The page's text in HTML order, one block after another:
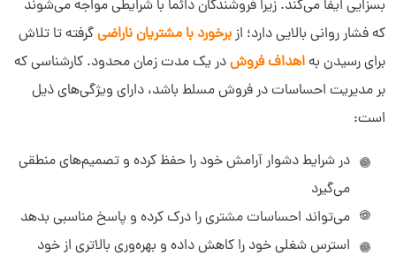
بسزایی ایفا می‌کند. زیرا فروشندگان دائماً با شرایطی مواجه می‌شوند
که فشار روانی بالایی دارد؛ ازبرخورد با مشتریان ناراضیگرفته تا تلاش
برای رسیدن بهاهداف فروشدر یک مدت زمان محدود. کارشناسی که
بر مدیریت احساسات در فروش مسلط باشد، دارای ویژگی‌های ذیل
است:
در شرایط دشوار آرامش خود را حفظ کرده و تصمیم‌های منطقی
می‌گیرد
می‌تواند احساسات مشتری را درک کرده و پاسخ مناسبی بدهد
استرس شغلی خود را کاهش داده و بهره‌وری بالاتری از خود